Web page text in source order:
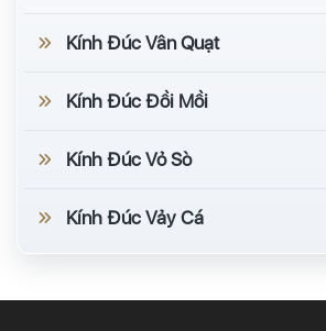
Kính Đúc Vân Quạt
Kính Đúc Đồi Mồi
Kính Đúc Vỏ Sò
Kính Đúc Vảy Cá